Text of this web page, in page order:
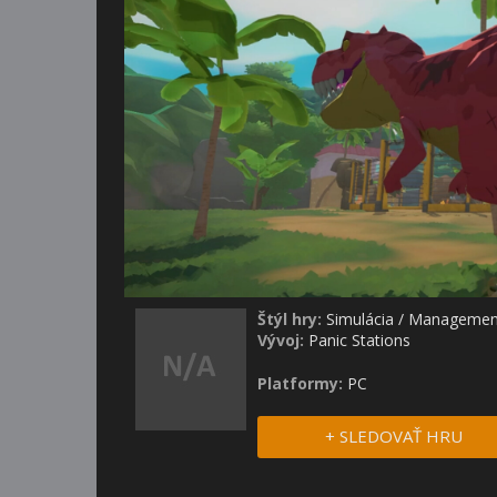
Štýl hry: Simulácia /
Vývoj: Panic Stations
Platformy: PC
+ SLEDOVAŤ HRU